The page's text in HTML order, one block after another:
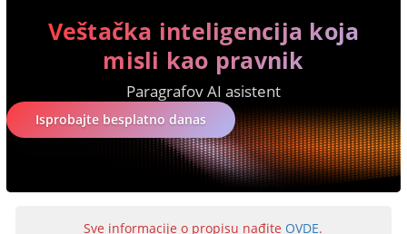
Veštačka inteligencija koja
misli kao pravnik
Paragrafov AI asistent
Isprobajte besplatno danas
Sve informacije o propisu nađite OVDE.